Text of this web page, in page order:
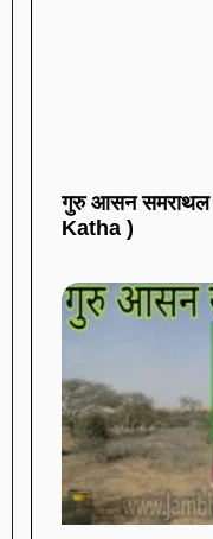
गुरु आसन
Katha )